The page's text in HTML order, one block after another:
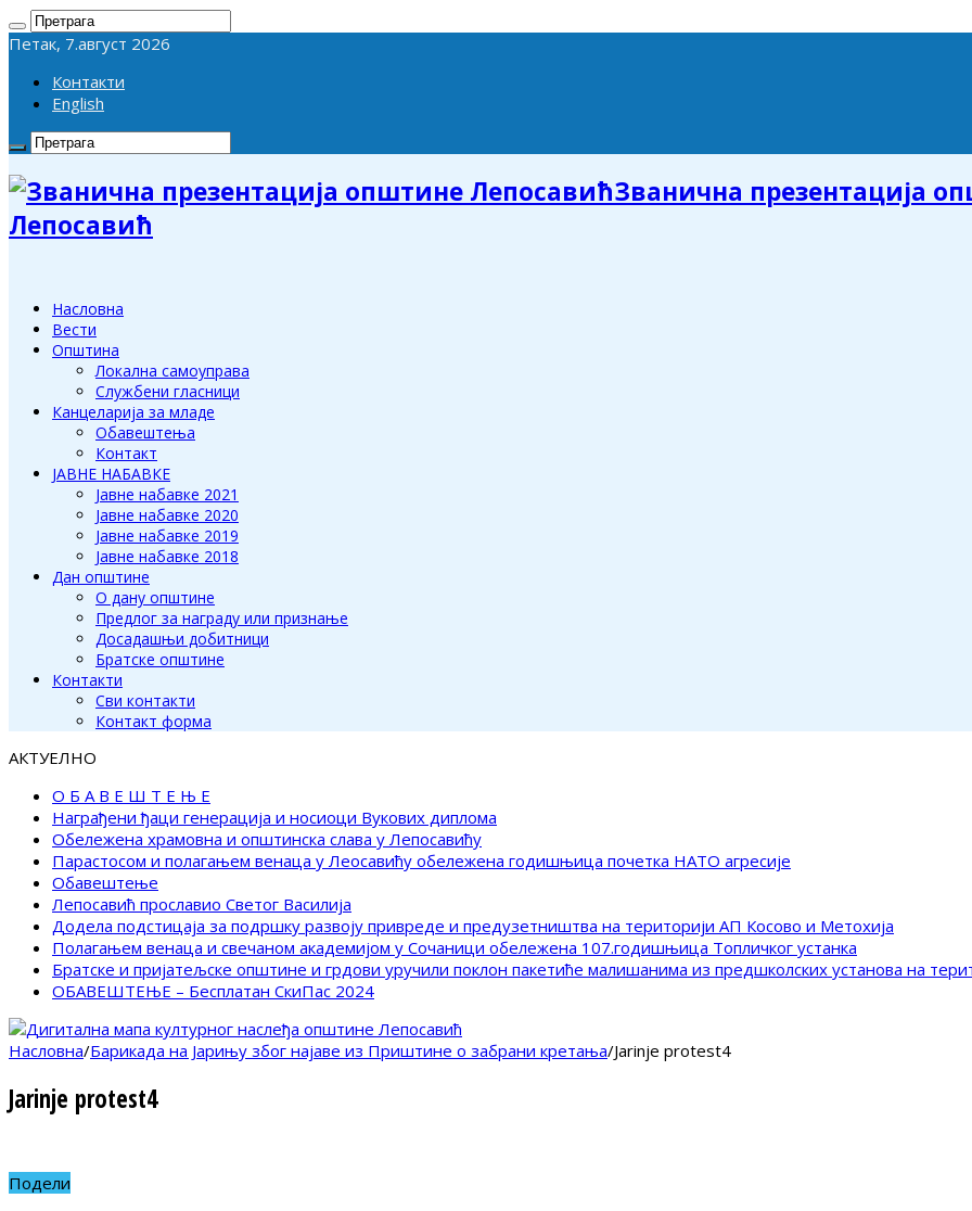
Петак, 7.август 2026
Контакти
English
Званична презентација
Лепосавић
Насловна
Вести
Општина
Локална самоуправа
Службени гласници
Канцеларија за младе
Обавештења
Контакт
ЈАВНЕ НАБАВКЕ
Јавне набавке 2021
Јавне набавке 2020
Јавне набавке 2019
Јавне набавке 2018
Дан општине
О дану општине
Предлог за награду или признање
Досадашњи добитници
Братске општине
Контакти
Сви контакти
Контакт форма
АКТУЕЛНО
О Б А В Е Ш Т Е Њ Е
Награђени ђаци генерација и носиоци Вукових диплома
Обележена храмовна и општинска слава у Лепосавићу
Парастосом и полагањем венаца у Леосавићу обележена годишњица почетка НАТО агресије
Обавештење
Лепосавић прославио Светог Василија
Додела подстицаја за подршку развоју привреде и предузетништва на територији АП Косово и Метохија
Полагањем венаца и свечаном академијом у Сочаници обележена 107.годишњица Топличког устанка
Братске и пријатељске општине и грдови уручили поклон пакетиће малишанима из предшколских установа на
ОБАВЕШТЕЊЕ – Бесплатан СкиПас 2024
Насловна/Барикада на Јарињу због најаве из Приштине о забрани кретања/Jarinje protest4
Jarinje protest4
Подели